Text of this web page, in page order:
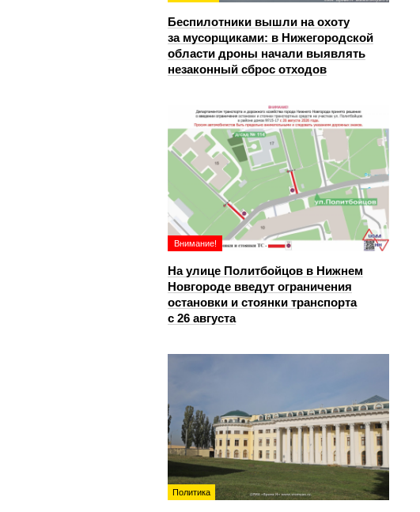
Беспилотники вышли на охоту
за мусорщиками: в Нижегородской
области дроны начали выявлять
незаконный сброс отходов
Внимание!
На улице Политбойцов в Нижнем
Новгороде введут ограничения
остановки и стоянки транспорта
с 26 августа
Политика